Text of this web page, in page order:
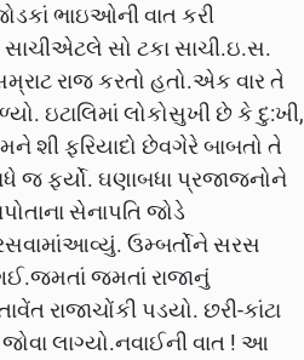
ભાઇઓની વાત કરી
સો ટકા સાચી.ઇ.સ.
રાજ કરતો હતો.એક વાર તે
ઇટાલિમાં લોકોસુખી છે કે દુ:ખી,
શી ફરિયાદો છેવગેરે બાબતો તે
જ ફર્યો. ઘણાબધા પ્રજાજનોને
સેનાપતિ જોડે
ઉમ્બર્તોને સરસ
જમતાં રાજાનું
રાજાચોંકી પડયો. છરી-કાંટા
લાગ્યો.નવાઈની વાત ! આ